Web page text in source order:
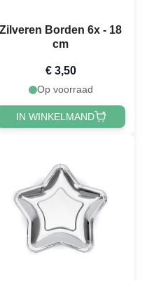
Zilveren Borden 6x - 18
cm
€ 3,50
Op voorraad
IN WINKELMAND